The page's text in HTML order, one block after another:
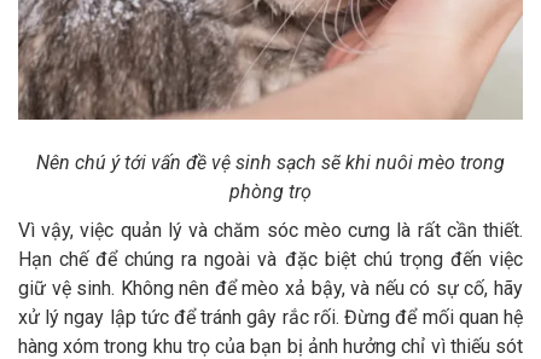
Nên chú ý tới vấn đề vệ sinh sạch sẽ khi nuôi mèo trong
phòng trọ
Vì vậy, việc quản lý và chăm sóc mèo cưng là rất cần thiết.
Hạn chế để chúng ra ngoài và đặc biệt chú trọng đến việc
giữ vệ sinh. Không nên để mèo xả bậy, và nếu có sự cố, hãy
xử lý ngay lập tức để tránh gây rắc rối. Đừng để mối quan hệ
hàng xóm trong khu trọ của bạn bị ảnh hưởng chỉ vì thiếu sót